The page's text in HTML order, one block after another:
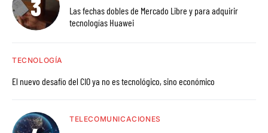
Las fechas dobles de Mercado Libre y para adquirir
tecnologías Huawei
TECNOLOGÍA
El nuevo desafío del CIO ya no es tecnológico, sino económico
TELECOMUNICACIONES